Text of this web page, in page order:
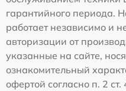
гарантийного периода.
работает независимо и
авторизации от
указанные на сайте,
ознакомительный
офертой согласно п. 2